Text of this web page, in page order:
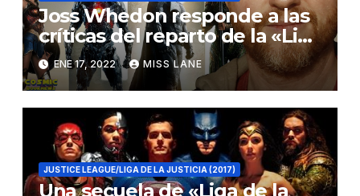
Joss Whedon responde a las
críticas del reparto de la «Liga
de la Justicia»
ENE 17, 2022 MISS LANE
JUSTICE LEAGUE/LIGA DE LA JUSTICIA (2017)
Una secuela de «Liga de la